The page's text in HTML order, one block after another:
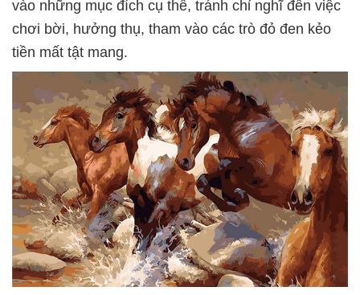
vào những mục đích cụ thể, tránh chỉ nghĩ đến việc
chơi bời, hưởng thụ, tham vào các trò đỏ đen kẻo
tiền mất tật mang.